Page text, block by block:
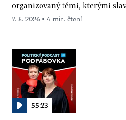
organizovaný těmi, kterými
7. 8. 2026 ▪ 4 min. čtení
55:23